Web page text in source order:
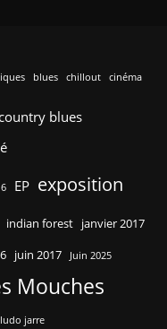
blues chillout cinéma
country blues
EP exposition
indian forest janvier 2017
juin 2017 Juin 2025
Mouches
ludo jarre